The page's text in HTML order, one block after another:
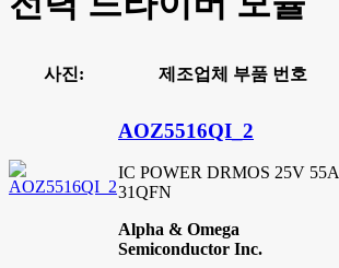
사진: 제조업체 부품 번호
AOZ5516QI_2
IC POWER DRMOS 25V 55A
31QFN
Alpha & Omega
Semiconductor Inc.